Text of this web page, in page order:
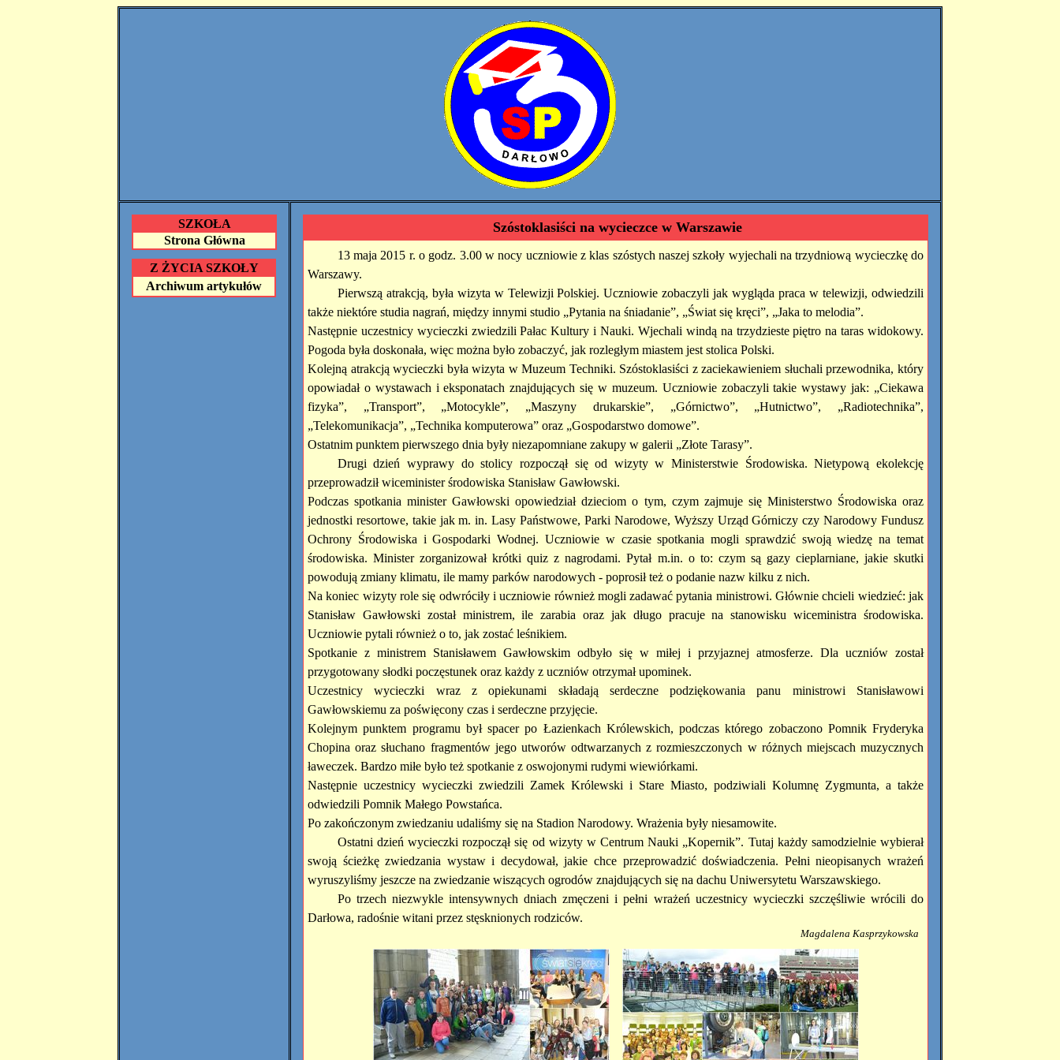
SZKOŁA
Strona Główna
Z ŻYCIA SZKOŁY
Archiwum artykułów
Szóstoklasiści na wycieczce w Warszawie
13 maja 2015 r. o godz. 3.00 w nocy uczniowie z klas szóstych naszej szkoły wyjechali na trzydniową wycieczkę do
Warszawy.
Pierwszą atrakcją, była wizyta w Telewizji Polskiej. Uczniowie zobaczyli jak wygląda praca w telewizji, odwiedzili
także niektóre studia nagrań, między innymi studio „Pytania na śniadanie”, „Świat się kręci”, „Jaka to melodia”.
Następnie uczestnicy wycieczki zwiedzili Pałac Kultury i Nauki. Wjechali windą na trzydzieste piętro na taras widokowy.
Pogoda była doskonała, więc można było zobaczyć, jak rozległym miastem jest stolica Polski.
Kolejną atrakcją wycieczki była wizyta w Muzeum Techniki. Szóstoklasiści z zaciekawieniem słuchali przewodnika, który
opowiadał o wystawach i eksponatach znajdujących się w muzeum. Uczniowie zobaczyli takie wystawy jak: „Ciekawa
fizyka”, „Transport”, „Motocykle”, „Maszyny drukarskie”, „Górnictwo”, „Hutnictwo”, „Radiotechnika”,
„Telekomunikacja”, „Technika komputerowa” oraz „Gospodarstwo domowe”.
Ostatnim punktem pierwszego dnia były niezapomniane zakupy w galerii „Złote Tarasy”.
Drugi dzień wyprawy do stolicy rozpoczął się od wizyty w Ministerstwie Środowiska. Nietypową ekolekcję
przeprowadził wiceminister środowiska Stanisław Gawłowski.
Podczas spotkania minister Gawłowski opowiedział dzieciom o tym, czym zajmuje się Ministerstwo Środowiska oraz
jednostki resortowe, takie jak m. in. Lasy Państwowe, Parki Narodowe, Wyższy Urząd Górniczy czy Narodowy Fundusz
Ochrony Środowiska i Gospodarki Wodnej. Uczniowie w czasie spotkania mogli sprawdzić swoją wiedzę na temat
środowiska. Minister zorganizował krótki quiz z nagrodami. Pytał m.in. o to: czym są gazy cieplarniane, jakie skutki
powodują zmiany klimatu, ile mamy parków narodowych - poprosił też o podanie nazw kilku z nich.
Na koniec wizyty role się odwróciły i uczniowie również mogli zadawać pytania ministrowi. Głównie chcieli wiedzieć: jak
Stanisław Gawłowski został ministrem, ile zarabia oraz jak długo pracuje na stanowisku wiceministra środowiska.
Uczniowie pytali również o to, jak zostać leśnikiem.
Spotkanie z ministrem Stanisławem Gawłowskim odbyło się w miłej i przyjaznej atmosferze. Dla uczniów został
przygotowany słodki poczęstunek oraz każdy z uczniów otrzymał upominek.
Uczestnicy wycieczki wraz z opiekunami składają serdeczne podziękowania panu ministrowi Stanisławowi
Gawłowskiemu za poświęcony czas i serdeczne przyjęcie.
Kolejnym punktem programu był spacer po Łazienkach Królewskich, podczas którego zobaczono Pomnik Fryderyka
Chopina oraz słuchano fragmentów jego utworów odtwarzanych z rozmieszczonych w różnych miejscach muzycznych
ławeczek. Bardzo miłe było też spotkanie z oswojonymi rudymi wiewiórkami.
Następnie uczestnicy wycieczki zwiedzili Zamek Królewski i Stare Miasto, podziwiali Kolumnę Zygmunta, a także
odwiedzili Pomnik Małego Powstańca.
Po zakończonym zwiedzaniu udaliśmy się na Stadion Narodowy. Wrażenia były niesamowite.
Ostatni dzień wycieczki rozpoczął się od wizyty w Centrum Nauki „Kopernik”. Tutaj każdy samodzielnie wybierał
swoją ścieżkę zwiedzania wystaw i decydował, jakie chce przeprowadzić doświadczenia. Pełni nieopisanych wrażeń
wyruszyliśmy jeszcze na zwiedzanie wiszących ogrodów znajdujących się na dachu Uniwersytetu Warszawskiego.
Po trzech niezwykle intensywnych dniach zmęczeni i pełni wrażeń uczestnicy wycieczki szczęśliwie wrócili do
Darłowa, radośnie witani przez stęsknionych rodziców.
Magdalena Kasprzykowska